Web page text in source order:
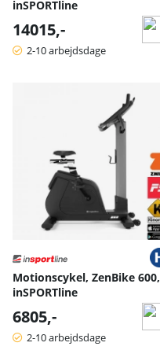
inSPORTline
14015,-
2-10 arbejdsdage
Motionscykel, ZenBike 600,
inSPORTline
6805,-
2-10 arbejdsdage